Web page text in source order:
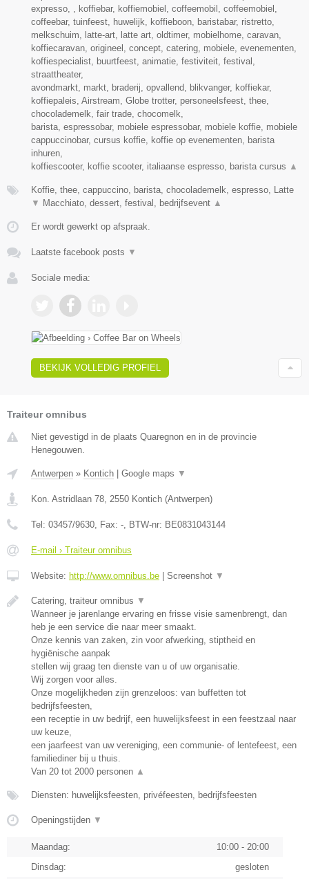
expresso, , koffiebar, koffiemobiel, coffeemobil, coffeemobiel,
coffeebar, tuinfeest, huwelijk, koffieboon, baristabar, ristretto,
melkschuim, latte-art, latte art, oldtimer, mobielhome, caravan,
koffiecaravan, origineel, concept, catering, mobiele, evenementen,
koffiespecialist, buurtfeest, animatie, festiviteit, festival,
straattheater,
avondmarkt, markt, braderij, opvallend, blikvanger, koffiekar,
koffiepaleis, Airstream, Globe trotter, personeelsfeest, thee,
chocolademelk, fair trade, chocomelk,
barista, espressobar, mobiele espressobar, mobiele koffie, mobiele
cappuccinobar, cursus koffie, koffie op evenementen, barista
inhuren,
koffiescooter, koffie scooter, italiaanse espresso, barista cursus ▲
Koffie, thee, cappuccino, barista, chocolademelk, espresso, Latte
▼ Macchiato, dessert, festival, bedrijfsevent ▲
Er wordt gewerkt op afspraak.
Laatste facebook posts ▼
Sociale media:
BEKIJK VOLLEDIG PROFIEL
Traiteur omnibus
Niet gevestigd in de plaats Quaregnon en in de provincie
Henegouwen.
Antwerpen » Kontich | Google maps ▼
Kon. Astridlaan 78 2550 Kontich (Antwerpen)
Tel: 03457/9630 , Fax: - , BTW-nr: BE0831043144
E-mail › Traiteur omnibus
Website: http://www.omnibus.be | Screenshot ▼
Catering, traiteur omnibus ▼
Wanneer je jarenlange ervaring en frisse visie samenbrengt, dan
heb je een service die naar meer smaakt.
Onze kennis van zaken, zin voor afwerking, stiptheid en
hygiënische aanpak
stellen wij graag ten dienste van u of uw organisatie.
Wij zorgen voor alles.
Onze mogelijkheden zijn grenzeloos: van buffetten tot
bedrijfsfeesten,
een receptie in uw bedrijf, een huwelijksfeest in een feestzaal naar
uw keuze,
een jaarfeest van uw vereniging, een communie- of lentefeest, een
familiediner bij u thuis.
Van 20 tot 2000 personen ▲
Diensten: huwelijksfeesten, privéfeesten, bedrijfsfeesten
Openingstijden ▼
Maandag:
10:00 - 20:00
Dinsdag:
gesloten